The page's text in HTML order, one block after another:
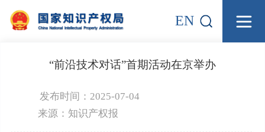
EN
“前沿技术对话”首期活动在京举办
发布时间：2025-07-04
来源： 知识产权报